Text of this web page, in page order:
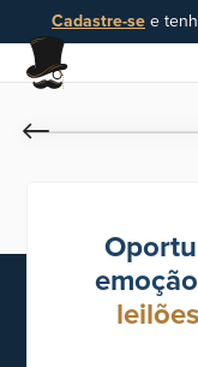
Cadastre-se e